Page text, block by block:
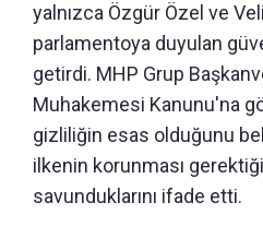
yalnızca Özgür Özel ve
parlamentoya duyulan
getirdi. MHP Grup
Muhakemesi Kanunu'na
gizliliğin esas olduğunu
ilkenin korunması
savunduklarını ifade etti.